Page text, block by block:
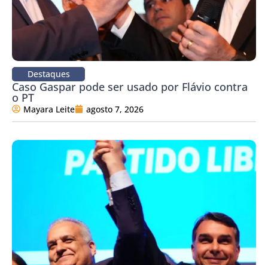
Destaques
Caso Gaspar pode ser usado por Flávio contra
o PT
Mayara Leite agosto 7, 2026